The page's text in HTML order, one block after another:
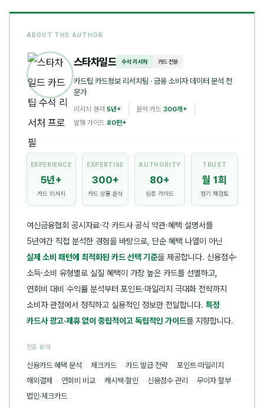
ABOUT THE AUTHOR
스타차일드 수석 리서처 카드 전문
카드팁 카드정보 리서치팀 · 금융 소비자 데이터 분석 전
문가
리서치 경력 5년+ 분석 카드 300개+
발행 가이드 80편+
EXPERIENCE
5년+
카드 리서치
EXPERTISE
300+
카드 상품 분석
AUTHORITY
80+
심층 가이드
TRUST
월 1회
정기 재검토
여신금융협회 공시자료·각 카드사 공식 약관·혜택 설명서를
5년여간 직접 분석한 경험을 바탕으로, 단순 혜택 나열이 아닌
실제 소비 패턴에 최적화된 카드 선택 기준을 제공합니다. 신용점수·
소득·소비 유형별로 실질 혜택이 가장 높은 카드를 선별하고,
연회비 대비 수익률 분석부터 포인트·마일리지 극대화 전략까지
소비자 관점에서 정직하고 실용적인 정보만 전달합니다. 특정
카드사 광고·제휴 없이 중립적이고 독립적인 가이드를 지향합니다.
전문 분야
신용카드 혜택 분석 · 체크카드 · 카드 발급 전략 · 포인트·마일리지 ·
해외결제 · 연회비 비교 · 캐시백·할인 · 신용점수 관리 · 무이자 할부 ·
법인·체크카드